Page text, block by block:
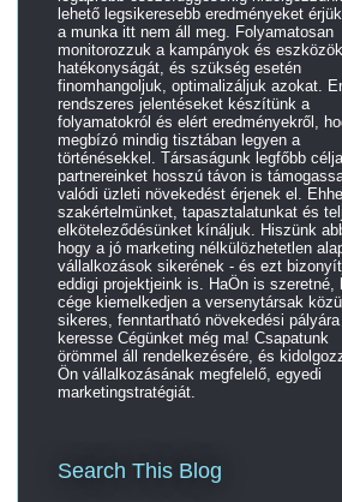
lehető legsikeresebb eredményeket
a munka itt nem áll meg. Folyamatosan
monitorozzuk a kampányok és eszközök
hatékonyságát, és szükség esetén
finomhangoljuk, optimalizáljuk azokat.
rendszeres jelentéseket készítünk a
folyamatokról és elért eredményekről,
megbízó mindig tisztában legyen a
történésekkel. Társaságunk legfőbb
partnereinket hosszú távon is
valódi üzleti növekedést érjenek el.
szakértelmünket, tapasztalatunkat és
elköteleződésünket kínáljuk. Hiszünk
hogy a jó marketing nélkülözhetetlen
vállalkozások sikerének - és ezt
eddigi projektjeink is. HaÖn is szeretné,
cége kiemelkedjen a versenytársak
sikeres, fenntartható növekedési
keresse Cégünket még ma! Csapatunk
örömmel áll rendelkezésére, és
Ön vállalkozásának megfelelő, egyedi
marketingstratégiát.
Search This Blog